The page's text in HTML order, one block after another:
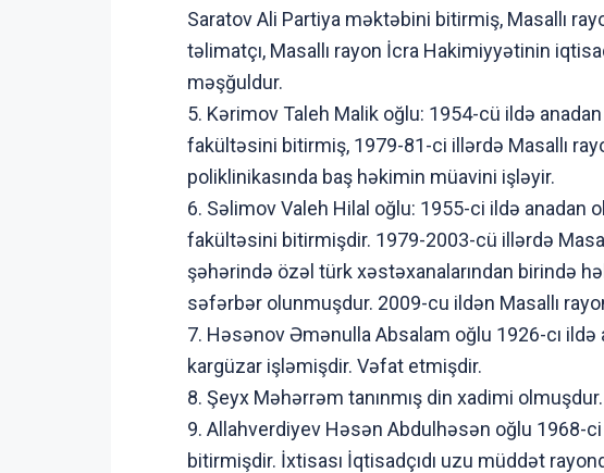
Saratov Ali Partiya məktəbini bitirmiş, Masallı
təlimatçı, Masallı rayon İcra Hakimiyyətinin
məşğuldur.
5. Kərimov Taleh Malik oğlu: 1954-cü ildə
fakültəsini bitirmiş, 1979-81-ci illərdə Masallı
poliklinikasında baş həkimin müavini işləyir.
6. Səlimov Valeh Hilal oğlu: 1955-ci ildə
fakültəsini bitirmişdir. 1979-2003-cü illərdə
şəhərində özəl türk xəstəxanalarından birində
səfərbər olunmuşdur. 2009-cu ildən Masallı
7. Həsənov Əmənulla Absalam oğlu 1926-cı
kargüzar işləmişdir. Vəfat etmişdir.
8. Şeyx Məhərrəm tanınmış din xadimi
9. Allahverdiyev Həsən Abdulhəsən oğlu 1968-
bitirmişdir. İxtisası İqtisadçıdı uzu müddət